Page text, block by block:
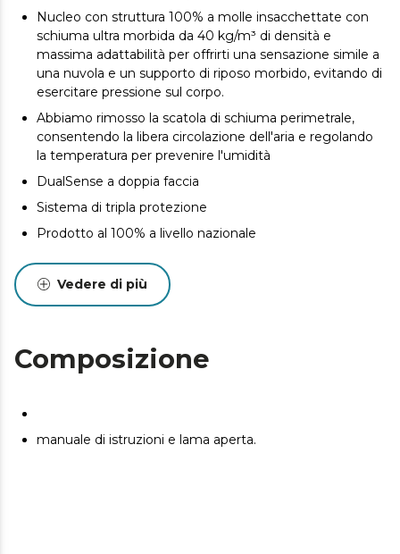
Nucleo con struttura 100% a molle insacchettate con
schiuma ultra morbida da 40 kg/m³ di densità e
massima adattabilità per offrirti una sensazione simile a
una nuvola e un supporto di riposo morbido, evitando di
esercitare pressione sul corpo.
Abbiamo rimosso la scatola di schiuma perimetrale,
consentendo la libera circolazione dell'aria e regolando
la temperatura per prevenire l'umidità
DualSense a doppia faccia
Sistema di tripla protezione
Prodotto al 100% a livello nazionale
Vedere di più
Composizione
manuale di istruzioni e lama aperta.